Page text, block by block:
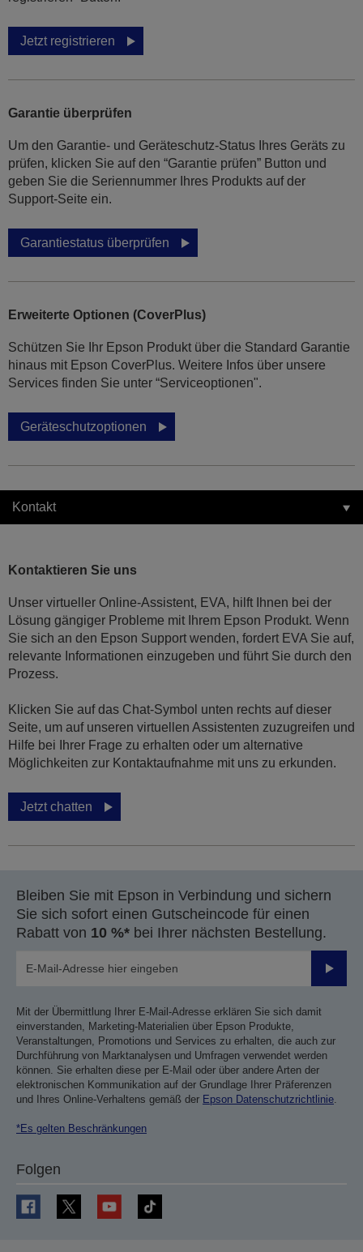
Jetzt registrieren
Garantie überprüfen
Um den Garantie- und Geräteschutz-Status Ihres Geräts zu
prüfen, klicken Sie auf den “Garantie prüfen” Button und
geben Sie die Seriennummer Ihres Produkts auf der
Support-Seite ein.
Garantiestatus überprüfen
Erweiterte Optionen (CoverPlus)
Schützen Sie Ihr Epson Produkt über die Standard Garantie
hinaus mit Epson CoverPlus. Weitere Infos über unsere
Services finden Sie unter “Serviceoptionen".
Geräteschutzoptionen
Kontakt
Kontaktieren Sie uns
Unser virtueller Online-Assistent, EVA, hilft Ihnen bei der
Lösung gängiger Probleme mit Ihrem Epson Produkt. Wenn
Sie sich an den Epson Support wenden, fordert EVA Sie auf,
relevante Informationen einzugeben und führt Sie durch den
Prozess.
Klicken Sie auf das Chat-Symbol unten rechts auf dieser
Seite, um auf unseren virtuellen Assistenten zuzugreifen und
Hilfe bei Ihrer Frage zu erhalten oder um alternative
Möglichkeiten zur Kontaktaufnahme mit uns zu erkunden.
Jetzt chatten
Bleiben Sie mit Epson in Verbindung und sichern
Sie sich sofort einen Gutscheincode für einen
Rabatt von 10 %* bei Ihrer nächsten Bestellung.
Mit der Übermittlung Ihrer E-Mail-Adresse erklären Sie sich damit
einverstanden, Marketing-Materialien über Epson Produkte,
Veranstaltungen, Promotions und Services zu erhalten, die auch zur
Durchführung von Marktanalysen und Umfragen verwendet werden
können. Sie erhalten diese per E-Mail oder über andere Arten der
elektronischen Kommunikation auf der Grundlage Ihrer Präferenzen
und Ihres Online-Verhaltens gemäß der Epson Datenschutzrichtlinie.
*Es gelten Beschränkungen
Folgen